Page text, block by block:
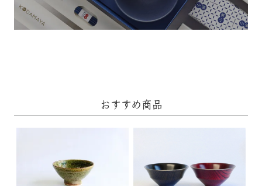
おすすめ商品